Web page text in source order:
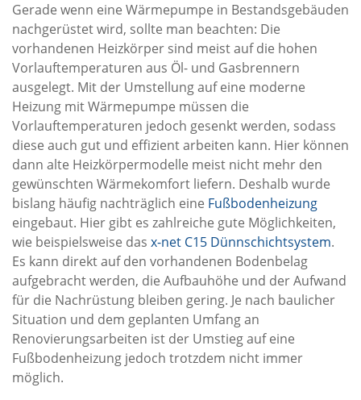
Gerade wenn eine Wärmepumpe in Bestandsgebäuden
nachgerüstet wird, sollte man beachten: Die
vorhandenen Heizkörper sind meist auf die hohen
Vorlauftemperaturen aus Öl- und Gasbrennern
ausgelegt. Mit der Umstellung auf eine moderne
Heizung mit Wärmepumpe müssen die
Vorlauftemperaturen jedoch gesenkt werden, sodass
diese auch gut und effizient arbeiten kann. Hier können
dann alte Heizkörpermodelle meist nicht mehr den
gewünschten Wärmekomfort liefern. Deshalb wurde
bislang häufig nachträglich eine Fußbodenheizung
eingebaut. Hier gibt es zahlreiche gute Möglichkeiten,
wie beispielsweise das x-net C15 Dünnschichtsystem.
Es kann direkt auf den vorhandenen Bodenbelag
aufgebracht werden, die Aufbauhöhe und der Aufwand
für die Nachrüstung bleiben gering. Je nach baulicher
Situation und dem geplanten Umfang an
Renovierungsarbeiten ist der Umstieg auf eine
Fußbodenheizung jedoch trotzdem nicht immer
möglich.